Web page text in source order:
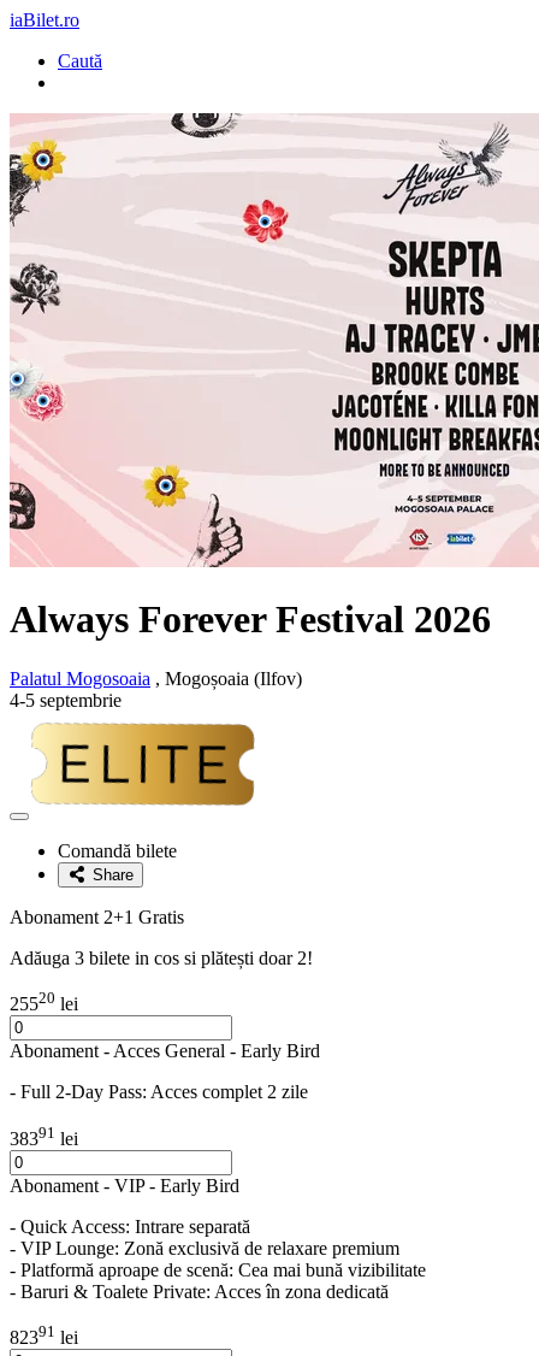
iaBilet.ro
Caută
Always Forever Festival 2026
Palatul Mogosoaia , Mogoșoaia (Ilfov)
4-5 septembrie
Adaugă
favoriteComandă bilete
Share
Abonament 2+1 Gratis
Adăuga 3 bilete in cos si plătești doar 2!
25520 lei
Abonament - Acces General - Early Bird
- Full 2-Day Pass: Acces complet 2 zile
38391 lei
Abonament - VIP - Early Bird
- Quick Access: Intrare separată
- VIP Lounge: Zonă exclusivă de relaxare premium
- Platformă aproape de scenă: Cea mai bună vizibilitate
- Baruri & Toalete Private: Acces în zona dedicată
82391 lei